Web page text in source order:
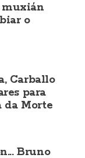
muxián
o
Carballo
para
da Morte
Bruno